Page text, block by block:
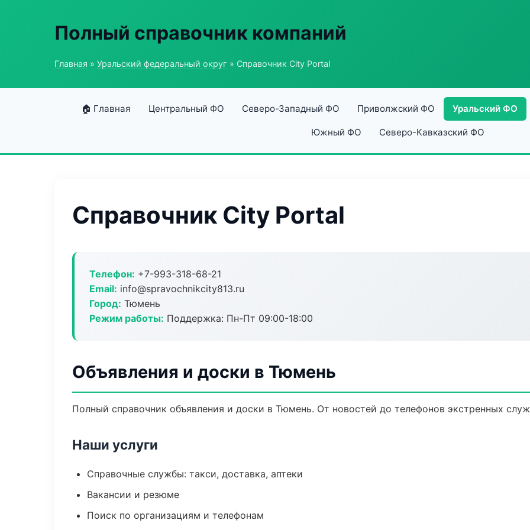
Полный справочник компаний
Главная » Уральский федеральный округ » Справочник City Portal
🏠 Главная Центральный ФО Северо-Западный ФО Приволжский ФО Уральский ФО
Южный ФО Северо-Кавказский ФО
Справочник City Portal
Телефон: +7-993-318-68-21
Email: info@spravochnikcity813.ru
Город: Тюмень
Режим работы: Поддержка: Пн-Пт 09:00-18:00
Объявления и доски в Тюмень
Полный справочник объявления и доски в Тюмень. От новостей до телефонов экстренных
Наши услуги
Справочные службы: такси, доставка, аптеки
Вакансии и резюме
Поиск по организациям и телефонам